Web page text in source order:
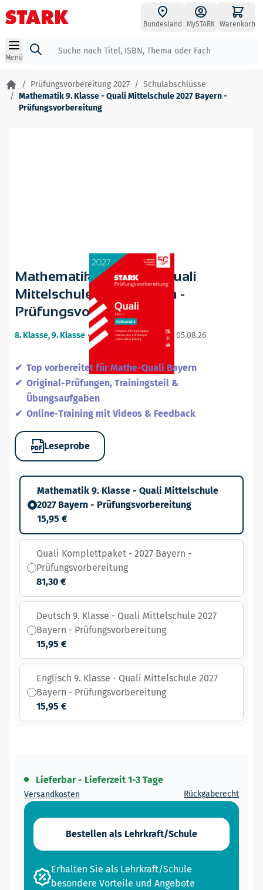
Zum Inhalt springen
Bundesland MySTARK Warenkorb
Menü
Suche
/ Prüfungsvorbereitung 2027 / Schulabschlüsse
/ Mathematik 9. Klasse - Quali Mittelschule 2027 Bayern -
Prüfungsvorbereitung
Mathematik 9. Klasse - Quali
Mittelschule 2027 Bayern -
Prüfungsvorbereitung
8. Klasse, 9. Klasse •23. ergänzte Auflage / 05.08.26
Top vorbereitet für Mathe-Quali Bayern
Original-Prüfungen, Trainingsteil &
Übungsaufgaben
Online-Training mit Videos & Feedback
Leseprobe
Mathematik 9. Klasse - Quali Mittelschule
2027 Bayern - Prüfungsvorbereitung
15,95 €
Quali Komplettpaket - 2027 Bayern -
Prüfungsvorbereitung
81,30 €
Deutsch 9. Klasse - Quali Mittelschule 2027
Bayern - Prüfungsvorbereitung
15,95 €
Englisch 9. Klasse - Quali Mittelschule 2027
Bayern - Prüfungsvorbereitung
15,95 €
Lieferbar - Lieferzeit 1-3 Tage
Versandkosten Rückgaberecht
Bestellen als Lehrkraft/Schule
Erhalten Sie als Lehrkraft/Schule
besondere Vorteile und Angebote